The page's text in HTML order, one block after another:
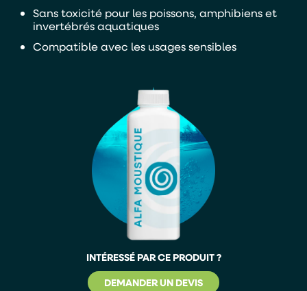
INTÉRESSÉ PAR CE PRODUIT ?
DEMANDER UN DEVIS
Sans toxicité pour les poissons, amphibiens et
invertébrés aquatiques
Compatible avec les usages sensibles